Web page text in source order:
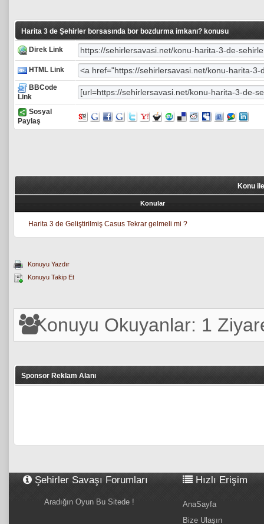
Harita 3 de Şehirler borsasında bor bozdurma imkanı? konusu
Direk Link
HTML Link
BBCode
Link
Sosyal
Paylaş
Konu
Konular
Harita 3 de Geliştirilmiş Casus Tekrar gelmeli mi ?
Konuyu Yazdır
Konuyu Takip Et
Konuyu Okuyanlar: 1
Sponsor Reklam Alanı
Şehirler Savaşı Forumları
Aradığın Oyun Bu Sitede !
Hızlı Erişim
AnaSayfa
Bize Ulaşın